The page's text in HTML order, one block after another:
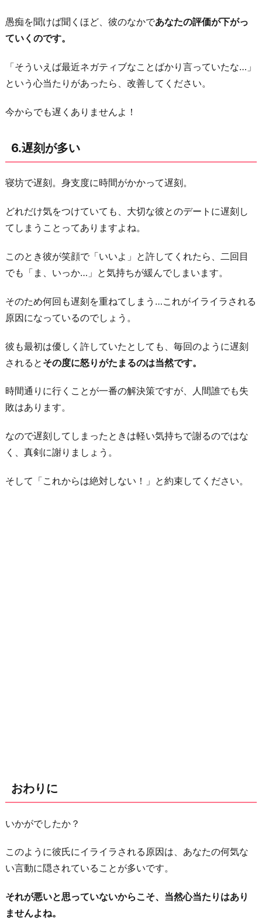
愚痴を聞けば聞くほど、彼のなかであなたの評価が下がっ
ていくのです。
「そういえば最近ネガティブなことばかり言っていたな…」
という心当たりがあったら、改善してください。
今からでも遅くありませんよ！
6.遅刻が多い
寝坊で遅刻。身支度に時間がかかって遅刻。
どれだけ気をつけていても、大切な彼とのデートに遅刻し
てしまうことってありますよね。
このとき彼が笑顔で「いいよ」と許してくれたら、二回目
でも「ま、いっか…」と気持ちが緩んでしまいます。
そのため何回も遅刻を重ねてしまう…これがイライラされる
原因になっているのでしょう。
彼も最初は優しく許していたとしても、毎回のように遅刻
されると その度に怒りがたまるのは当然です。
時間通りに行くことが一番の解決策ですが、人間誰でも失
敗はあります。
なので遅刻してしまったときは軽い気持ちで謝るのではな
く、真剣に謝りましょう。
そして「これからは絶対しない！」と約束してください。
おわりに
いかがでしたか？
このように彼氏にイライラされる原因は、あなたの何気な
い言動に隠されていることが多いです。
それが悪いと思っていないからこそ、当然心当たりはあり
ませんよね。